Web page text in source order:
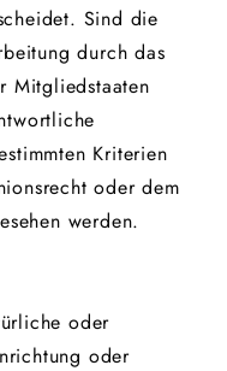
Sind die
durch das
Mitgliedstaaten
Kriterien
oder dem
werden.
oder
oder